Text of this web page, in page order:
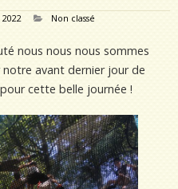
Non classé
nous nous nous sommes
avant dernier jour de
cette belle journée !